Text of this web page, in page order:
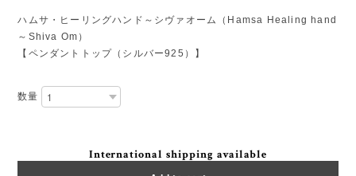
ハムサ・ヒーリングハンド～シヴァオーム（Hamsa Healing hand
～Shiva Om）
【ペンダントトップ（シルバー925）】
数量
International shipping available